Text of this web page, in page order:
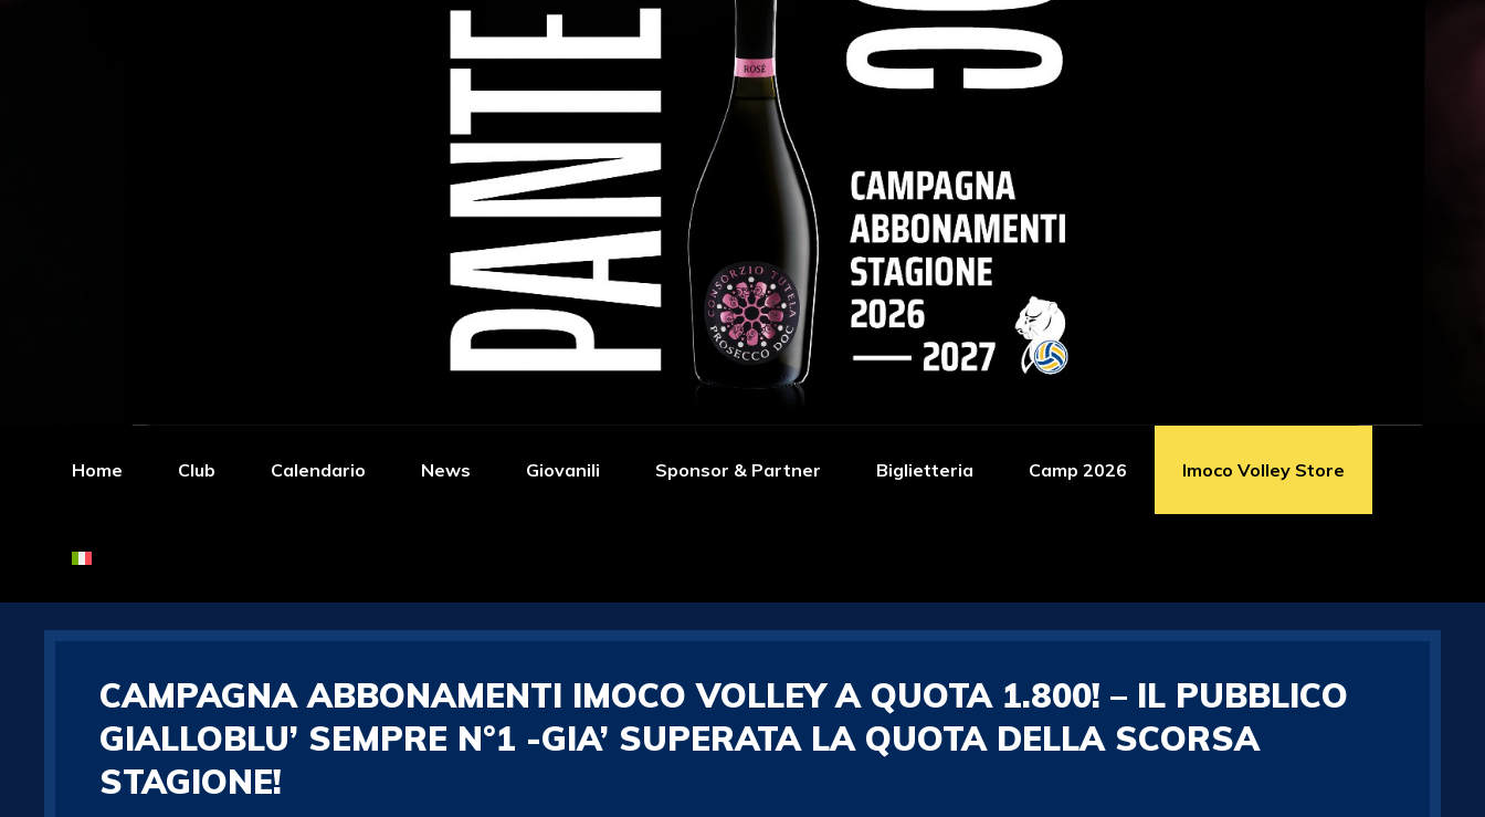
Home Club Calendario News Giovanili Sponsor & Partner Biglietteria Camp 2026 Imoco Volley Store
CAMPAGNA ABBONAMENTI IMOCO VOLLEY A QUOTA 1.800! – IL PUBBLICO
GIALLOBLU’ SEMPRE N°1 -GIA’ SUPERATA LA QUOTA DELLA SCORSA
STAGIONE!